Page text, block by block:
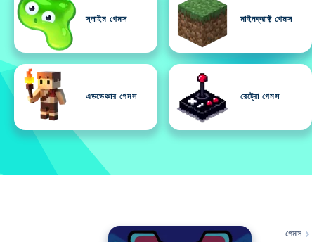
স্লাইম গেমস মাইনক্রাফ্ট গেমস
এডভেঞ্চার গেমস রেট্রো গেমস
গেমস